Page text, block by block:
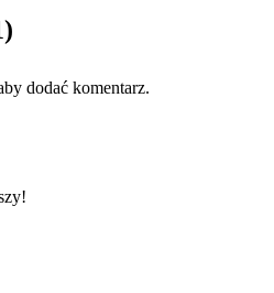
dodać komentarz.